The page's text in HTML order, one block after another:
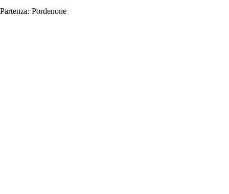
Partenza: Pordenone